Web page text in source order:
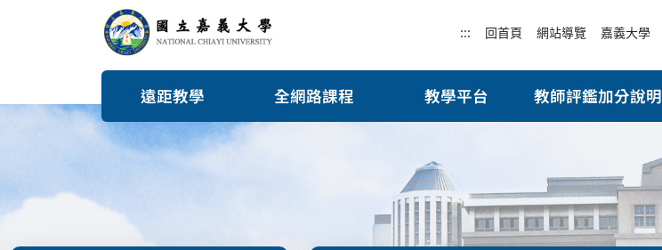
::: 回首頁 網站導覽 嘉義大學
遠距教學 全網路課程 教學平台 教師評鑑加分說明